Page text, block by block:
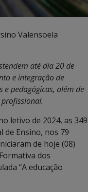
Valensoela
até dia 20 de
e integração de
e pedagógicas, além de
letivo de 2024, as 349
de Ensino, nos 79
de hoje (08)
dos
“A educação